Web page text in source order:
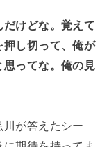
だけどな。覚えて
押し切って、俺が
ってな。俺の見
が答えたシー